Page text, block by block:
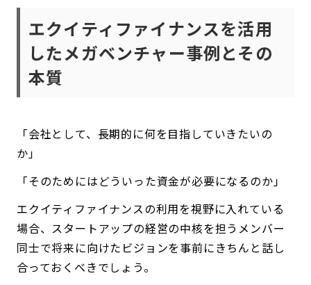
エクイティファイナンスを活用
したメガベンチャー事例とその
本質
「会社として、長期的に何を目指していきたいの
か」
「そのためにはどういった資金が必要になるのか」
エクイティファイナンスの利用を視野に入れている
場合、スタートアップの経営の中核を担うメンバー
同士で将来に向けたビジョンを事前にきちんと話し
合っておくべきでしょう。